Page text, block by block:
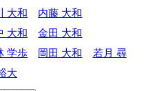
大和
内藤 大和
大和
金田 大和
学歩 岡田 大和
若月 尋
大